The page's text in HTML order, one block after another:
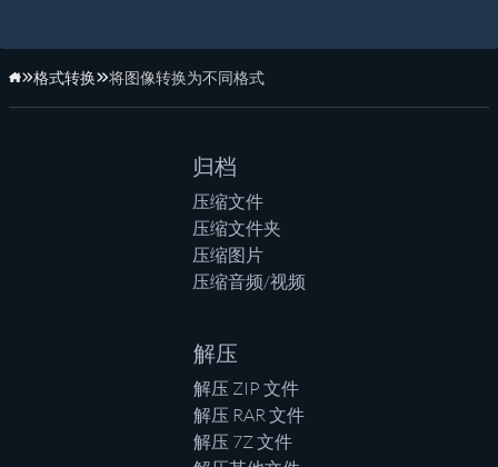
主页
格式转换 将图像转换为不同格式
归档
压缩文件
压缩文件夹
压缩图片
压缩音频/视频
解压
解压 ZIP 文件
解压 RAR 文件
解压 7Z 文件